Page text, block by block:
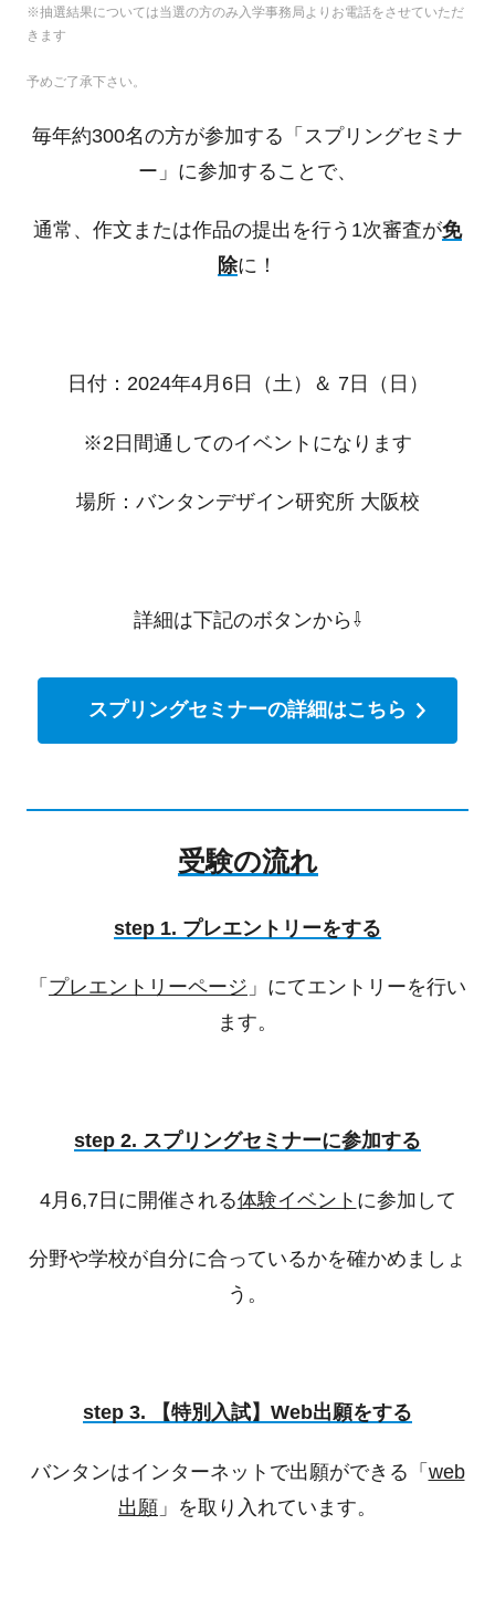
※抽選結果については当選の方のみ入学事務局よりお電話をさせていただ
きます
予めご了承下さい。
毎年約300名の方が参加する「スプリングセミナ
ー」に参加することで、
通常、作文または作品の提出を行う1次審査が免
除に！
日付：2024年4月6日（土）＆ 7日（日）
※2日間通してのイベントになります
場所：バンタンデザイン研究所 大阪校
詳細は下記のボタンから⇩
スプリングセミナーの詳細はこちら
受験の流れ
step 1. プレエントリーをする
「 プレエントリーページ 」にてエントリーを行い
ます。
step 2. スプリングセミナーに参加する
4月6,7日に開催される体験イベント に参加して
分野や学校が自分に合っているかを確かめましょ
う。
step 3. 【特別入試】Web出願をする
バンタンはインターネットで出願ができる「 web
出願 」を取り入れています。